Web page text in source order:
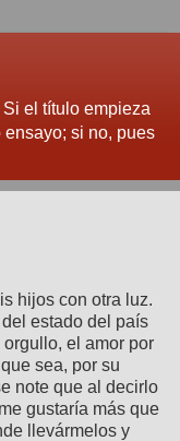
Si el título empieza
si no, pues
hijos con otra luz.
estado del país
el amor por
sea, por su
note que al decirlo
gustaría más que
llevármelos y